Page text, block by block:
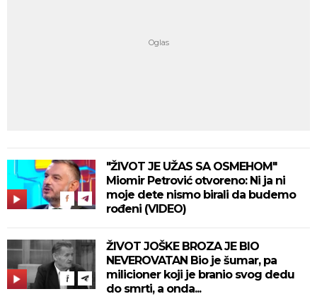
"ŽIVOT JE UŽAS SA OSMEHOM"
Miomir Petrović otvoreno: Ni ja ni
moje dete nismo birali da budemo
rođeni (VIDEO)
ŽIVOT JOŠKE BROZA JE BIO
NEVEROVATAN Bio je šumar, pa
milicioner koji je branio svog dedu
do smrti, a onda...